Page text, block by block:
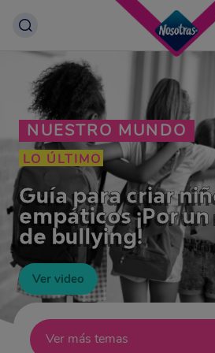
NUESTRO MUNDO
LO ÚLTIMO
Guía para criar
empáticos ¡Por
de bullying!
Ver video
Ver más temas